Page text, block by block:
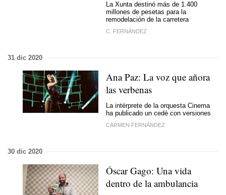
La Xunta destinó más de 1.400
millones de pesetas para la
remodelación de la carretera
C. FERNÁNDEZ
31 dic 2020
Ana Paz: La voz que añora
las verbenas
La intérprete de la orquesta Cinema
ha publicado un cedé con versiones
CARMEN FERNÁNDEZ
30 dic 2020
Óscar Gago: Una vida
dentro de la ambulancia